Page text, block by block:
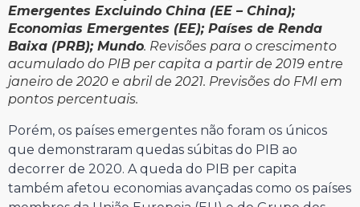
Emergentes Excluindo China (EE – China);
Economias Emergentes (EE); Países de Renda
Baixa (PRB); Mundo. Revisões para o crescimento
acumulado do PIB per capita a partir de 2019 entre
janeiro de 2020 e abril de 2021. Previsões do FMI em
pontos percentuais.
Porém, os países emergentes não foram os únicos
que demonstraram quedas súbitas do PIB ao
decorrer de 2020. A queda do PIB per capita
também afetou economias avançadas como os países